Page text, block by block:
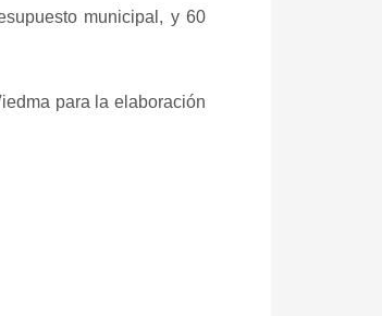
municipal, y 60
para la elaboración